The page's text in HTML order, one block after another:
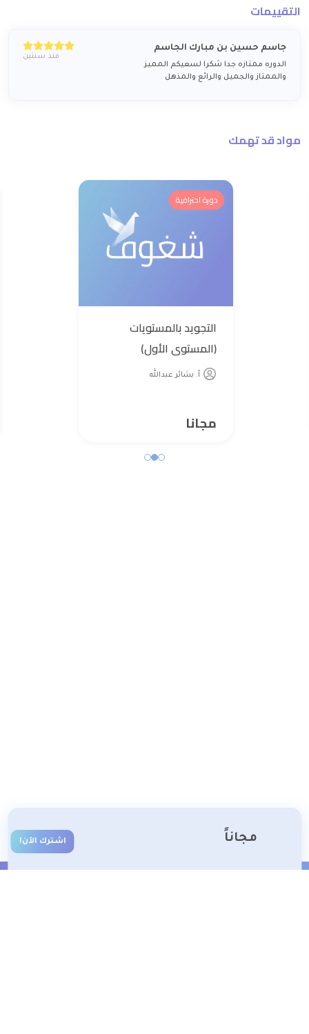
التقييمات
جاسم حسين بن مبارك الجاسم
الدوره ممتازه جدا شكرا لسعيكم المميز
والممتاز والجميل والرائع والمذهل
منذ سنتين
مواد قد تهمك
دورة احترافية
التجويد بالمستويات
(المستوى الأول)
أ. بشائر عبدالله
مجانا
مجاناً اشترك الآن!